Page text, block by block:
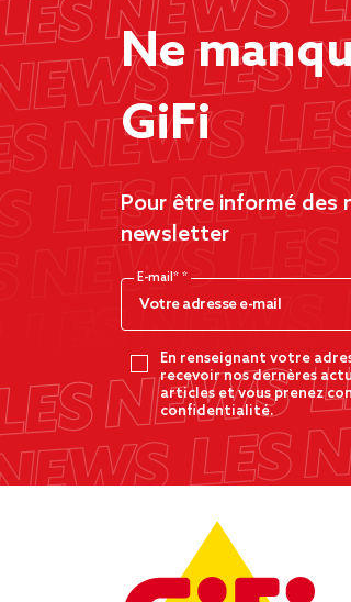
Ne
GiFi
Pour être informé des
newsletter
E-mail*
En renseignant votre
recevoir nos dernères
articles et vous prenez
confidentialité.